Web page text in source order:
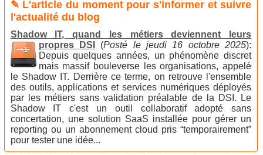
✎ L'article du moment pour s'informer et suivre
l'actualité du blog
Shadow IT, quand les métiers deviennent leurs
propres DSI
(Posté le jeudi 16 octobre 2025):
Depuis quelques années, un phénomène discret
mais massif bouleverse les organisations, appelé
le Shadow IT. Derrière ce terme, on retrouve l'ensemble
des outils, applications et services numériques déployés
par les métiers sans validation préalable de la DSI. Le
Shadow IT c'est un outil collaboratif adopté sans
concertation, une solution SaaS installée pour gérer un
reporting ou un abonnement cloud pris “temporairement”
pour tester une idée...